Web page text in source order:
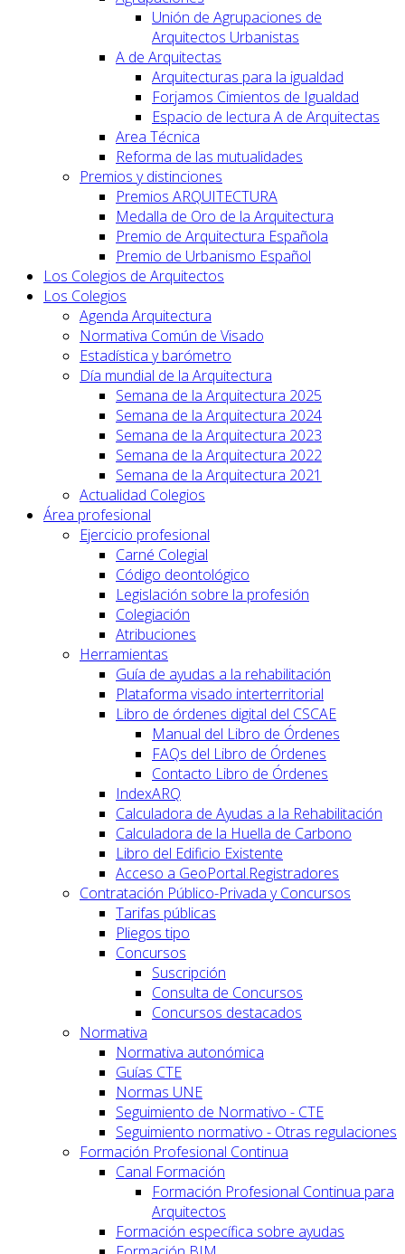
Unión de Agrupaciones de
Arquitectos Urbanistas
A de Arquitectas
Arquitecturas para la igualdad
Forjamos Cimientos de Igualdad
Espacio de lectura A de Arquitectas
Area Técnica
Reforma de las mutualidades
Premios y distinciones
Premios ARQUITECTURA
Medalla de Oro de la Arquitectura
Premio de Arquitectura Española
Premio de Urbanismo Español
Los Colegios de Arquitectos
Los Colegios
Agenda Arquitectura
Normativa Común de Visado
Estadística y barómetro
Día mundial de la Arquitectura
Semana de la Arquitectura 2025
Semana de la Arquitectura 2024
Semana de la Arquitectura 2023
Semana de la Arquitectura 2022
Semana de la Arquitectura 2021
Actualidad Colegios
Área profesional
Ejercicio profesional
Carné Colegial
Código deontológico
Legislación sobre la profesión
Colegiación
Atribuciones
Herramientas
Guía de ayudas a la rehabilitación
Plataforma visado interterritorial
Libro de órdenes digital del CSCAE
Manual del Libro de Órdenes
FAQs del Libro de Órdenes
Contacto Libro de Órdenes
IndexARQ
Calculadora de Ayudas a la Rehabilitación
Calculadora de la Huella de Carbono
Libro del Edificio Existente
Acceso a GeoPortal.Registradores
Contratación Público-Privada y Concursos
Tarifas públicas
Pliegos tipo
Concursos
Suscripción
Consulta de Concursos
Concursos destacados
Normativa
Normativa autonómica
Guías CTE
Normas UNE
Seguimiento de Normativo - CTE
Seguimiento normativo - Otras regulaciones
Formación Profesional Continua
Canal Formación
Formación Profesional Continua para
Arquitectos
Formación específica sobre ayudas